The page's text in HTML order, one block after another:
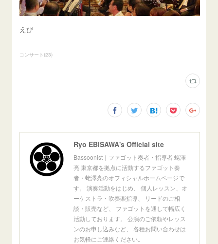
えび
コンサート (23)
Ryo EBISAWA's Official site
Bassoonist｜ファゴット奏者・指導者 蛯澤
亮 東京都を拠点に活動するファゴット奏
者・蛯澤亮のオフィシャルホームページで
す。 演奏活動をはじめ、 個人レッスン、オ
ーケストラ・吹奏楽指導、 リードのご相
談・販売など、 ファゴットを通して幅広く
活動しております。 公演のご依頼やレッス
ンのお申し込みなど、 各種お問い合わせは
お気軽にご連絡ください。